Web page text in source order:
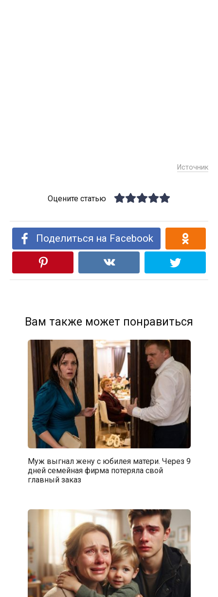
Источник
Оцените статью
Поделиться на Facebook
Вам также может понравиться
Муж выгнал жену с юбилея матери. Через 9
дней семейная фирма потеряла свой
главный заказ